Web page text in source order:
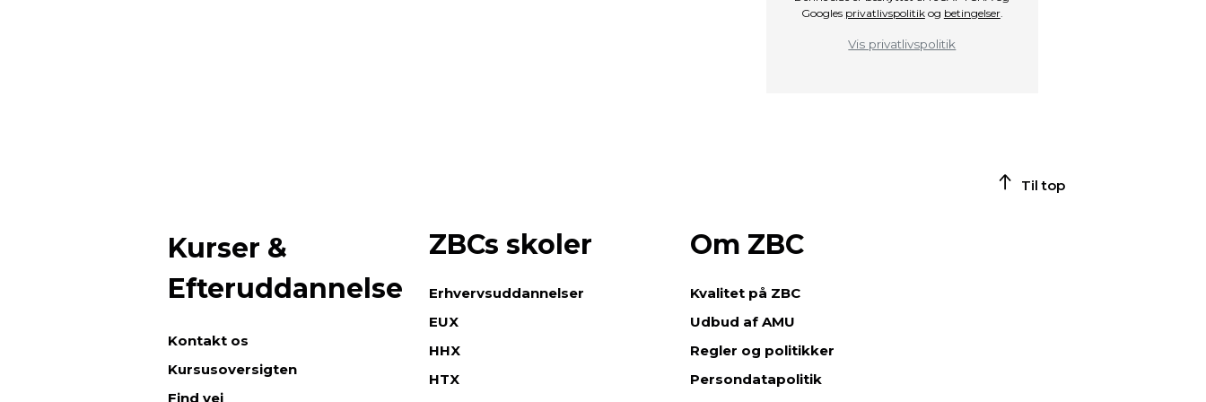
Googles privatlivspolitikog betingelser.
Vis privatlivspolitik
Til top
Kurser &
Efteruddannelse
Kontakt os
Kursusoversigten
Find vej
ZBCs skoler
Erhvervsuddannelser
EUX
HHX
HTX
Om ZBC
Kvalitet på ZBC
Udbud af AMU
Regler og politikker
Persondatapolitik